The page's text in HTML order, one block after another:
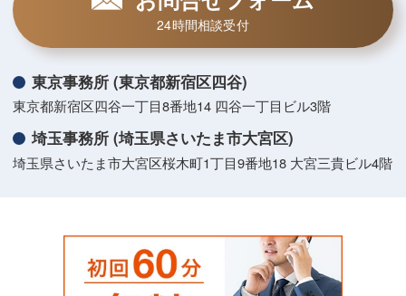
24時間相談受付
東京事務所 (東京都新宿区四谷)
東京都新宿区四谷一丁目8番地14 四谷一丁目ビル3階
埼玉事務所 (埼玉県さいたま市大宮区)
埼玉県さいたま市大宮区桜木町1丁目9番地18 大宮三貴ビル4階